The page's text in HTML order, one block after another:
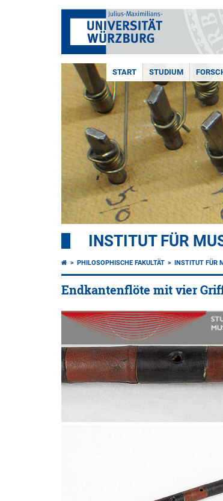
START STUDIUM
INSTITUT FÜR
PHILOSOPHISCHE FAKULTÄT INSTITUT FÜR
Endkantenflöte mit vier